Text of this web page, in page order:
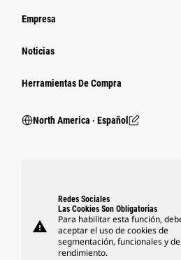
Empresa
Noticias
Herramientas De Compra
North America ‧ Español
warning
Redes Sociales
Las Cookies Son Obligatorias
Para habilitar esta función,
aceptar el uso de cookies de
segmentación, funcionales y de
rendimiento.